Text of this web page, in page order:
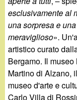
esclusivamente al
una sorpresa e
meraviglioso».
artistico curato
Bergamo. Il
Martino di Alzano,
museo d'arte e
Carlo Villa di